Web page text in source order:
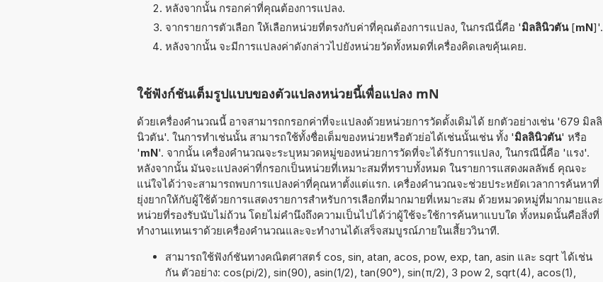
หลังจากนั้น กรอกค่าที่คุณต้องการแปลง.
จากรายการตัวเลือก ให้เลือกหน่วยที่ตรงกับค่าที่คุณต้องการแปลง, ในกรณีนี้คือ 'มิลลินิวตัน[mN]'.
หลังจากนั้น จะมีการแปลงค่าดังกล่าวไปยังหน่วยวัดทั้งหมดที่เครื่องคิดเลขคุ้นเคย.
ใช้ฟังก์ชันเต็มรูปแบบของตัวแปลงหน่วยนี้เพื่อแปลง mN
ด้วยเครื่องคำนวณนี้ อาจสามารถกรอกค่าที่จะแปลงด้วยหน่วยการวัดดั้งเดิมได้ ยกตัวอย่างเช่น '679 มิลลิ
นิวตัน'. ในการทำเช่นนั้น สามารถใช้ทั้งชื่อเต็มของหน่วยหรือตัวย่อได้เช่นนั้นเช่น ทั้ง 'มิลลินิวตัน' หรือ
'mN'. จากนั้น เครื่องคำนวณจะระบุหมวดหมู่ของหน่วยการวัดที่จะได้รับการแปลง, ในกรณีนี้คือ 'แรง'.
หลังจากนั้น มันจะแปลงค่าที่กรอกเป็นหน่วยที่เหมาะสมที่ทราบทั้งหมด ในรายการแสดงผลลัพธ์ คุณจะ
แน่ใจได้ว่าจะสามารถพบการแปลงค่าที่คุณหาตั้งแต่แรก. เครื่องคำนวณจะช่วยประหยัดเวลาการค้นหาที่
ยุ่งยากให้กับผู้ใช้ด้วยการแสดงรายการสำหรับการเลือกที่มากมายที่เหมาะสม ด้วยหมวดหมู่ที่มากมายและ
หน่วยที่รองรับนับไม่ถ้วน โดยไม่คำนึงถึงความเป็นไปได้ว่าผู้ใช้จะใช้การค้นหาแบบใด ทั้งหมดนั้นคือสิ่งที่
ทำงานแทนเราด้วยเครื่องคำนวณและจะทำงานได้เสร็จสมบูรณ์ภายในเสี้ยววินาที.
สามารถใช้ฟังก์ชันทางคณิตศาสตร์ cos, sin, atan, acos, pow, exp, tan, asin และ sqrt ได้เช่น
กัน ตัวอย่าง: cos(pi/2), sin(90), asin(1/2), tan(90°), sin(π/2), 3 pow 2, sqrt(4), acos(1),